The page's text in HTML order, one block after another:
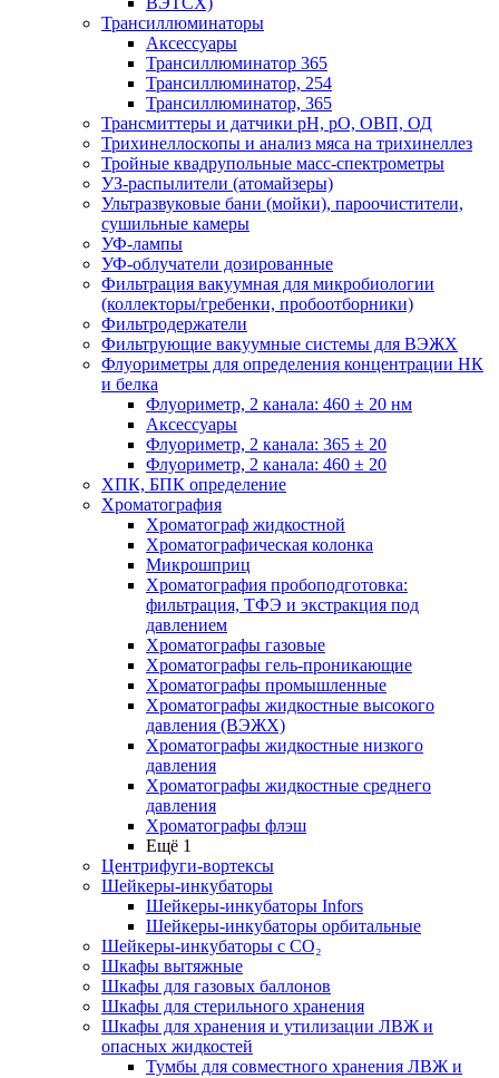
Трансиллюминаторы
Аксессуары
Трансиллюминатор 365
Трансиллюминатор, 254
Трансиллюминатор, 365
Трансмиттеры и датчики рН, рО, ОВП, ОД
Трихинеллоскопы и анализ мяса на трихинеллез
Тройные квадрупольные масс-спектрометры
УЗ-распылители (атомайзеры)
Ультразвуковые бани (мойки), пароочистители,
сушильные камеры
УФ-лампы
УФ-облучатели дозированные
Фильтрация вакуумная для микробиологии
(коллекторы/гребенки, пробоотборники)
Фильтродержатели
Фильтрующие вакуумные системы для ВЭЖХ
Флуориметры для определения концентрации НК
и белка
Флуориметр, 2 канала: 460 ± 20 нм
Аксессуары
Флуориметр, 2 канала: 365 ± 20
Флуориметр, 2 канала: 460 ± 20
ХПК, БПК определение
Хроматография
Хроматограф жидкостной
Хроматографическая колонка
Микрошприц
Хроматография пробоподготовка:
фильтрация, ТФЭ и экстракция под
давлением
Хроматографы газовые
Хроматографы гель-проникающие
Хроматографы промышленные
Хроматографы жидкостные высокого
давления (ВЭЖХ)
Хроматографы жидкостные низкого
давления
Хроматографы жидкостные среднего
давления
Хроматографы флэш
Ещё 1
Центрифуги-вортексы
Шейкеры-инкубаторы
Шейкеры-инкубаторы Infors
Шейкеры-инкубаторы орбитальные
Шейкеры-инкубаторы с CО₂
Шкафы вытяжные
Шкафы для газовых баллонов
Шкафы для стерильного хранения
Шкафы для хранения и утилизации ЛВЖ и
опасных жидкостей
Тумбы для совместного хранения ЛВЖ и